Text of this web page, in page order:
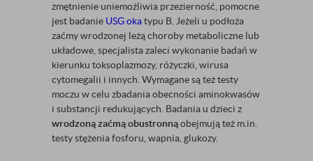
zmętnienie uniemożliwia przezierność, pomocne
jest badanie USG okatypu B. Jeżeli u podłoża
zaćmy wrodzonej leżą choroby metaboliczne lub
układowe, specjalista zaleci wykonanie badań w
kierunku toksoplazmozy, różyczki, wirusa
cytomegalii i innych. Wymagane są też testy
moczu w celu zbadania obecności aminokwasów
i substancji redukujących. Badania u dzieci z
wrodzoną zaćmą obustronnąobejmują też m.in.
testy stężenia fosforu, wapnia, glukozy.